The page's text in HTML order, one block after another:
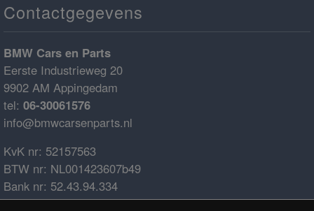
Contactgegevens
BMW Cars en Parts
Eerste Industrieweg 20
9902 AM Appingedam
tel: 06-30061576
info@bmwcarsenparts.nl
KvK nr: 52157563
BTW nr: NL001423607b49
Bank nr: 52.43.94.334
IBAN: NL68ABNA0524394334